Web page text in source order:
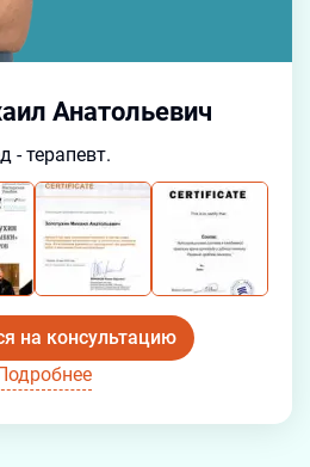
Анатольевич
- терапевт.
на консультацию